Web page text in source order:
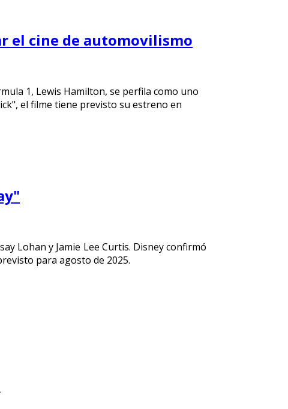
el cine de automovilismo
1, Lewis Hamilton, se perfila como uno
el filme tiene previsto su estreno en
Lohan y Jamie Lee Curtis. Disney confirmó
para agosto de 2025.